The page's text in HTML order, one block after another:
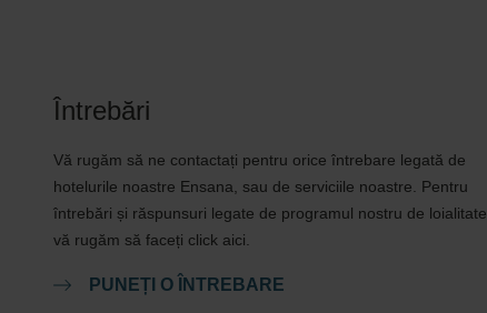
Întrebări
Vă rugăm să ne contactați pentru orice întrebare legată de
hotelurile noastre Ensana, sau de serviciile noastre. Pentru
întrebări și răspunsuri legate de programul nostru de loialitate,
vă rugăm să faceți click aici.
PUNEȚI O ÎNTREBARE